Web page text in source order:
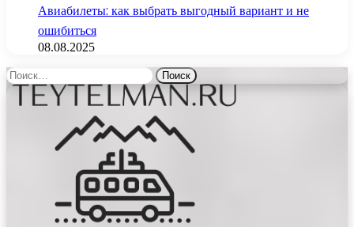
Авиабилеты: как выбрать выгодный вариант и не
ошибиться
08.08.2025
Найти: